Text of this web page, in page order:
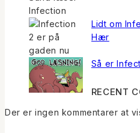
Lidt om
Hær
Så er
RECENT
Der er ingen kommentarer at